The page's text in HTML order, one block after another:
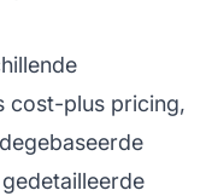
cost-plus pricing,